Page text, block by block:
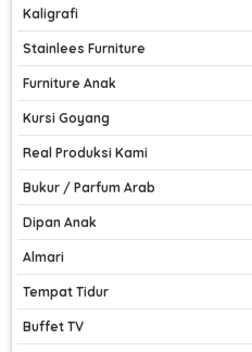
Kaligrafi
Stainlees Furniture
Furniture Anak
Kursi Goyang
Real Produksi Kami
Bukur / Parfum Arab
Dipan Anak
Almari
Tempat Tidur
Buffet TV